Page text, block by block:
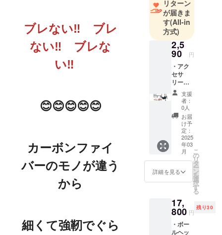
ブレない‼ ブレ
ない‼ ブレな
い‼
😊😊😊😊😊
カーボンファイ
バーのモノが違う
から
細くて強靭でぐら
します。国
内での自社
製品の開発
(自社関連工
場で試作し
挑戦します)
と共に、国
外にも拠点
を構え日本
では珍しい
物をいち早
くご紹介し
ます。米国
西欧中国韓
国台湾等の
大手メー
カーの正規
(Octa, Petoi,
WiWU,
リターン
が届きま
す(All-in
方式)
2,5
90 円
・アク
セサ
リー
ポーチ
※送料込
みの価
格（国
内配送
のみ）
※デザイ
ン・仕
様は、
変更に
なる可
能性も
ござい
ご了承
くださ
い。 ※
ご注文
状況・
支援
者：
0人
お届
け予
定：
2025
年03
月
詳細を見る
こ
の
リ
タ
ー
ン
を
選
択
す
る
17,
800 円
残り30
・ボー
ルヘッ